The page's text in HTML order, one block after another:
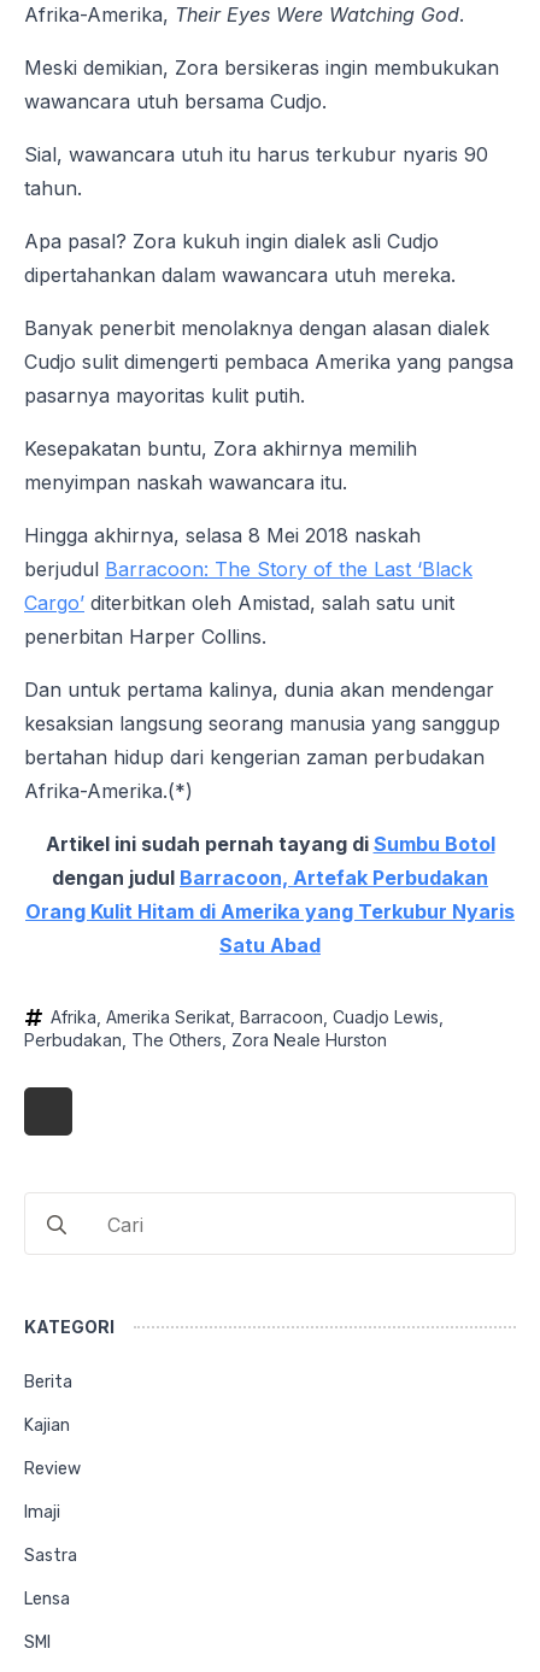
Afrika-Amerika, Their Eyes Were Watching God.
Meski demikian, Zora bersikeras ingin membukukan
wawancara utuh bersama Cudjo.
Sial, wawancara utuh itu harus terkubur nyaris 90
tahun.
Apa pasal? Zora kukuh ingin dialek asli Cudjo
dipertahankan dalam wawancara utuh mereka.
Banyak penerbit menolaknya dengan alasan dialek
Cudjo sulit dimengerti pembaca Amerika yang pangsa
pasarnya mayoritas kulit putih.
Kesepakatan buntu, Zora akhirnya memilih
menyimpan naskah wawancara itu.
Hingga akhirnya, selasa 8 Mei 2018 naskah
berjudul Barracoon: The Story of the Last ‘Black
Cargo’ diterbitkan oleh Amistad, salah satu unit
penerbitan Harper Collins.
Dan untuk pertama kalinya, dunia akan mendengar
kesaksian langsung seorang manusia yang sanggup
bertahan hidup dari kengerian zaman perbudakan
Afrika-Amerika.(*)
Artikel ini sudah pernah tayang di Sumbu Botol
dengan judul Barracoon, Artefak Perbudakan
Orang Kulit Hitam di Amerika yang Terkubur Nyaris
Satu Abad
Afrika Amerika Serikat Barracoon Cuadjo Lewis
Perbudakan The Others Zora Neale Hurston
for:
KATEGORI
Berita
Kajian
Review
Imaji
Sastra
Lensa
SMI